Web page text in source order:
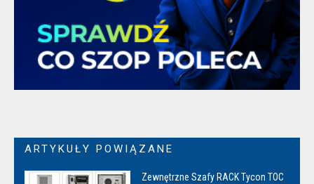
ARTYKUŁY POWIĄZANE
Zewnętrzne Szafy RACK Tycon TOC